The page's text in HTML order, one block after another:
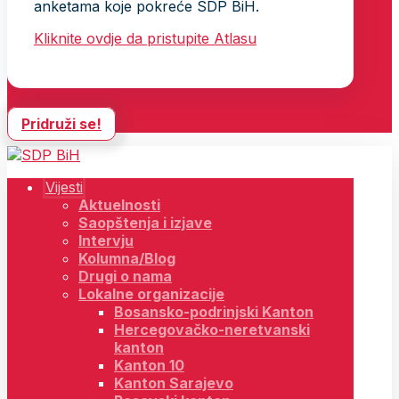
anketama koje pokreće SDP BiH.
Kliknite ovdje da pristupite Atlasu
Pridruži se!
Vijesti
Aktuelnosti
Saopštenja i izjave
Intervju
Kolumna/Blog
Drugi o nama
Lokalne organizacije
Bosansko-podrinjski Kanton
Hercegovačko-neretvanski
kanton
Kanton 10
Kanton Sarajevo